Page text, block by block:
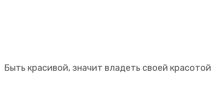
Быть красивой, значит владеть своей красотой